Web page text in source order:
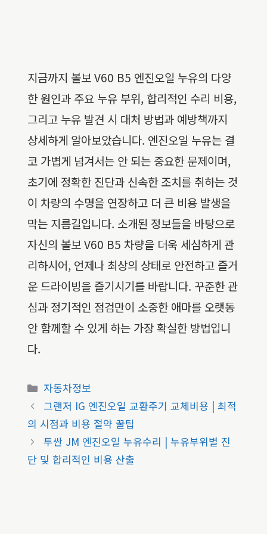
지금까지 볼보 V60 B5 엔진오일 누유의 다양
한 원인과 주요 누유 부위, 합리적인 수리 비용,
그리고 누유 발견 시 대처 방법과 예방책까지
상세하게 알아보았습니다. 엔진오일 누유는 결
코 가볍게 넘겨서는 안 되는 중요한 문제이며,
초기에 정확한 진단과 신속한 조치를 취하는 것
이 차량의 수명을 연장하고 더 큰 비용 발생을
막는 지름길입니다. 소개된 정보들을 바탕으로
자신의 볼보 V60 B5 차량을 더욱 세심하게 관
리하시어, 언제나 최상의 상태로 안전하고 즐거
운 드라이빙을 즐기시기를 바랍니다. 꾸준한 관
심과 정기적인 점검만이 소중한 애마를 오랫동
안 함께할 수 있게 하는 가장 확실한 방법입니
다.
카
테
고
리
자동차정보
그랜저 IG 엔진오일 교환주기 교체비용 | 최적
의 시점과 비용 절약 꿀팁
투싼 JM 엔진오일 누유수리 | 누유부위별 진
단 및 합리적인 비용 산출